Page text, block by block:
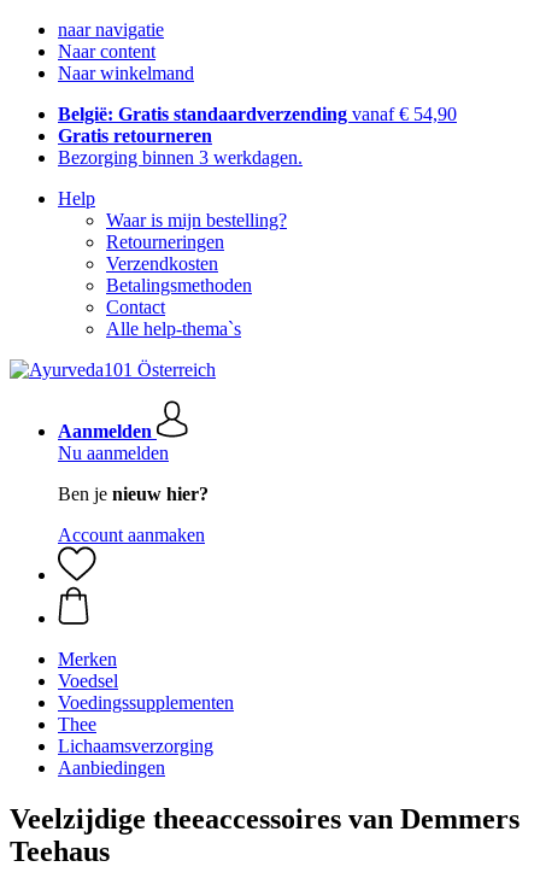
naar navigatie
Naar content
Naar winkelmand
België: Gratis standaardverzending vanaf € 54,90
Gratis retourneren
Bezorging binnen 3 werkdagen.
Help
Waar is mijn bestelling?
Retourneringen
Verzendkosten
Betalingsmethoden
Contact
Alle help-thema`s
Aanmelden
Nu aanmelden
Ben je nieuw hier?
Account aanmaken
Merken
Voedsel
Voedingssupplementen
Thee
Lichaamsverzorging
Aanbiedingen
Veelzijdige theeaccessoires van Demmers
Teehaus